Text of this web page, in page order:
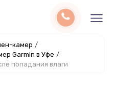
камер /
Garmin в Уфе /
попадания влаги